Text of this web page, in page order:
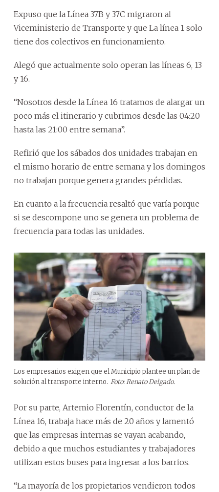
Expuso que la Línea 37B y 37C migraron al
Viceministerio de Transporte y que La línea 1 solo
tiene dos colectivos en funcionamiento.
Alegó que actualmente solo operan las líneas 6, 13
y 16.
“Nosotros desde la Línea 16 tratamos de alargar un
poco más el itinerario y cubrimos desde las 04:20
hasta las 21:00 entre semana”.
Refirió que los sábados dos unidades trabajan en
el mismo horario de entre semana y los domingos
no trabajan porque genera grandes pérdidas.
En cuanto a la frecuencia resaltó que varía porque
si se descompone uno se genera un problema de
frecuencia para todas las unidades.
Los empresarios exigen que el Municipio plantee un plan de
solución al transporte interno. Foto: Renato Delgado.
Por su parte, Artemio Florentín, conductor de la
Línea 16, trabaja hace más de 20 años y lamentó
que las empresas internas se vayan acabando,
debido a que muchos estudiantes y trabajadores
utilizan estos buses para ingresar a los barrios.
“La mayoría de los propietarios vendieron todos